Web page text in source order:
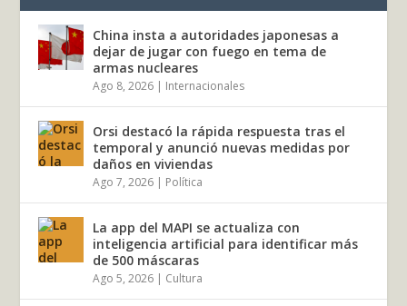
China insta a autoridades japonesas a
dejar de jugar con fuego en tema de
armas nucleares
Ago 8, 2026 | Internacionales
Orsi destacó la rápida respuesta tras el
temporal y anunció nuevas medidas por
daños en viviendas
Ago 7, 2026 | Política
La app del MAPI se actualiza con
inteligencia artificial para identificar más
de 500 máscaras
Ago 5, 2026 | Cultura